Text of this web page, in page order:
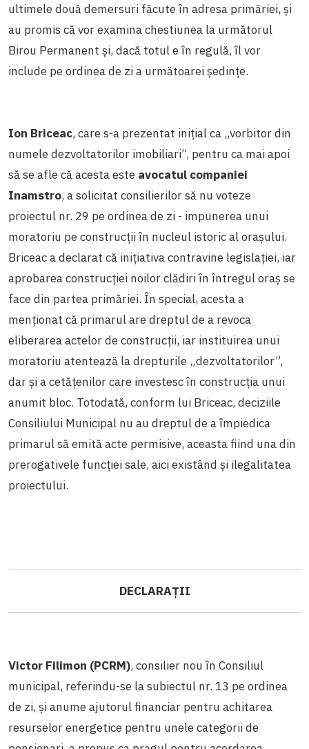
ultimele două demersuri făcute în adresa primăriei, și
au promis că vor examina chestiunea la următorul
Birou Permanent și, dacă totul e în regulă, îl vor
include pe ordinea de zi a următoarei ședințe.
Ion Briceac, care s-a prezentat inițial ca „vorbitor din
numele dezvoltatorilor imobiliari”, pentru ca mai apoi
să se afle că acesta este avocatul companiei
Inamstro, a solicitat consilierilor să nu voteze
proiectul nr. 29 pe ordinea de zi - impunerea unui
moratoriu pe construcții în nucleul istoric al orașului.
Briceac a declarat că inițiativa contravine legislației, iar
aprobarea construcției noilor clădiri în întregul oraș se
face din partea primăriei. În special, acesta a
menționat că primarul are dreptul de a revoca
eliberarea actelor de construcții, iar instituirea unui
moratoriu atentează la drepturile „dezvoltatorilor”,
dar și a cetățenilor care investesc în construcția unui
anumit bloc. Totodată, conform lui Briceac, deciziile
Consiliului Municipal nu au dreptul de a împiedica
primarul să emită acte permisive, aceasta fiind una din
prerogativele funcției sale, aici existând și ilegalitatea
proiectului.
DECLARAȚII
Victor Filimon (PCRM), consilier nou în Consiliul
municipal, referindu-se la subiectul nr. 13 pe ordinea
de zi, și anume ajutorul financiar pentru achitarea
resurselor energetice pentru unele categorii de